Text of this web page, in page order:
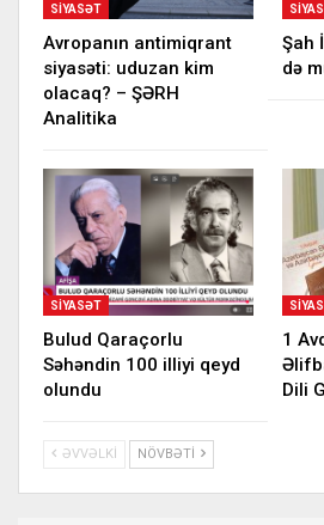
SIYASƏT
Avropanın antimiqrant
siyasəti: uduzan kim
olacaq? – ŞƏRH
Analitika
Şah
də
SIYASƏT
Bulud Qaraçorlu
Səhəndin 100 illiyi qeyd
olundu
1
Dili
ƏVVƏLKI NÖVBƏTI